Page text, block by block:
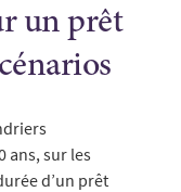
un prêt
ans, sur les
d’un prêt